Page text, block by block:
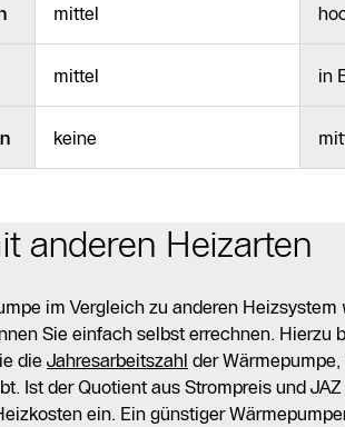
mittel
mittel in
keine
anderen Heizarten
im Vergleich zu anderen Heizsystem
Sie einfach selbst errechnen. Hierzu
die Jahresarbeitszahl der
Ist der Quotient aus Strompreis und
ein. Ein günstiger